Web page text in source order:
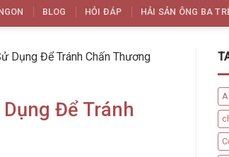
BLOG HỎI ĐÁP HẢI SẢN ÔNG BA
Dụng Để Tránh Chấn Thương
Để Tránh